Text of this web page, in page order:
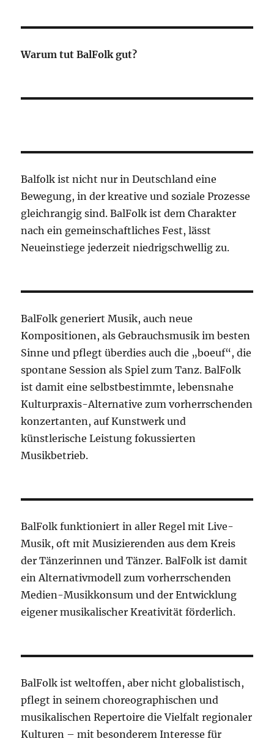
Warum tut BalFolk gut?
Balfolk ist nicht nur in Deutschland eine
Bewegung, in der kreative und soziale Prozesse
gleichrangig sind. BalFolk ist dem Charakter
nach ein gemeinschaftliches Fest, lässt
Neueinstiege jederzeit niedrigschwellig zu.
BalFolk generiert Musik, auch neue
Kompositionen, als Gebrauchsmusik im besten
Sinne und pflegt überdies auch die „boeuf“, die
spontane Session als Spiel zum Tanz. BalFolk
ist damit eine selbstbestimmte, lebensnahe
Kulturpraxis-Alternative zum vorherrschenden
konzertanten, auf Kunstwerk und
künstlerische Leistung fokussierten
Musikbetrieb.
BalFolk funktioniert in aller Regel mit Live-
Musik, oft mit Musizierenden aus dem Kreis
der Tänzerinnen und Tänzer. BalFolk ist damit
ein Alternativmodell zum vorherrschenden
Medien-Musikkonsum und der Entwicklung
eigener musikalischer Kreativität förderlich.
BalFolk ist weltoffen, aber nicht globalistisch,
pflegt in seinem choreographischen und
musikalischen Repertoire die Vielfalt regionaler
Kulturen – mit besonderem Interesse für